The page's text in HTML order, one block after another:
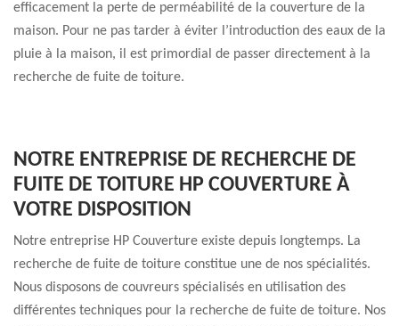
efficacement la perte de perméabilité de la couverture de la
maison. Pour ne pas tarder à éviter l’introduction des eaux de la
pluie à la maison, il est primordial de passer directement à la
recherche de fuite de toiture.
NOTRE ENTREPRISE DE RECHERCHE DE
FUITE DE TOITURE HP COUVERTURE À
VOTRE DISPOSITION
Notre entreprise HP Couverture existe depuis longtemps. La
recherche de fuite de toiture constitue une de nos spécialités.
Nous disposons de couvreurs spécialisés en utilisation des
différentes techniques pour la recherche de fuite de toiture. Nos